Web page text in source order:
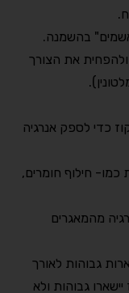
.⠀
בהשמנה.⠀
את הצורך
).⠀
כדי לספק אנרגיה
כמו- חילוף חומרים,
מהמאגרים
גבוהות לאורך
גבוהות ולא